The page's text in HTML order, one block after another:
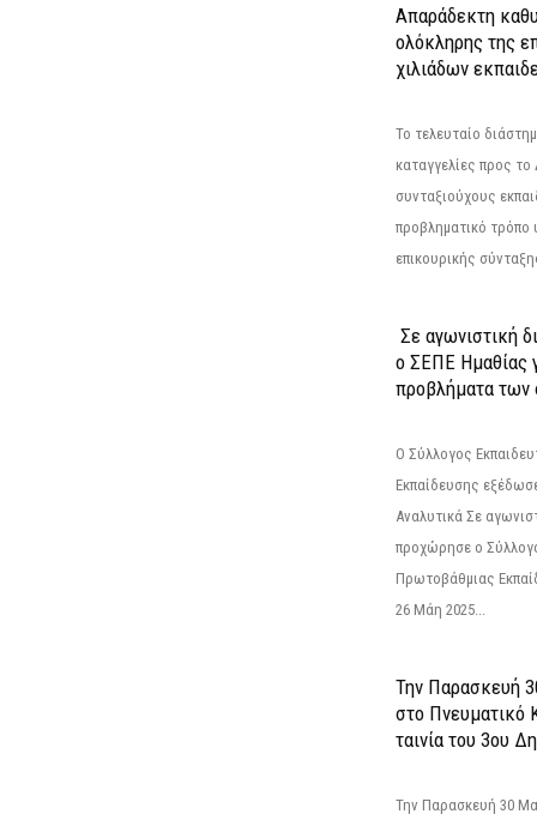
Απαράδεκτη
ολόκληρης της
χιλιάδων
Το τελευταίο
καταγγελίες προς
συνταξιούχους
προβληματικό τρόπο
επικουρικής
Σε αγωνιστική
ο ΣΕΠΕ Ημαθίας
προβλήματα των
Ο Σύλλογος
Εκπαίδευσης
Αναλυτικά Σε
προχώρησε ο
Πρωτοβάθμιας
26 Μάη 2025...
Την Παρασκευή
στο Πνευματικό
ταινία του 3ου
Την Παρασκευή 30